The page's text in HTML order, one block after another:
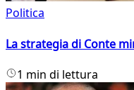
Politica
La strategia di Conte
1 min di lettura